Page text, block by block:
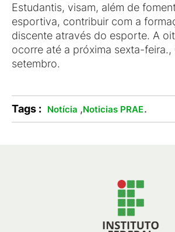
Estudantis, visam, além de
esportiva, contribuir com a
discente através do esporte. A
ocorre até a próxima sexta-feira.,
setembro.
Tags : Notícia ,Noticias PRAE.